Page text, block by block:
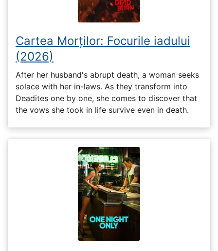
Cartea Morților: Focurile iadului
(2026)
After her husband's abrupt death, a woman seeks
solace with her in-laws. As they transform into
Deadites one by one, she comes to discover that
the vows she took in life survive even in death.